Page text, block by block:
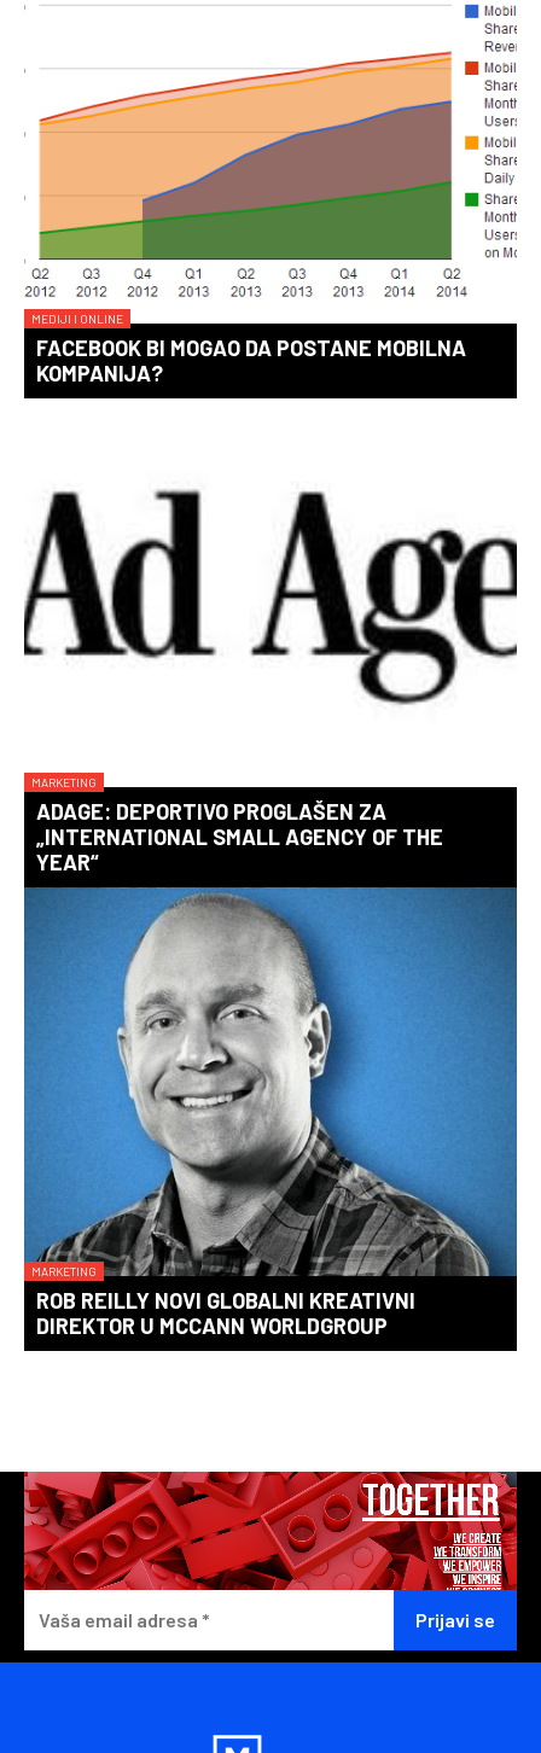
MEDIJI I ONLINE
FACEBOOK BI MOGAO DA POSTANE MOBILNA
KOMPANIJA?
MARKETING
ADAGE: DEPORTIVO PROGLAŠEN ZA
„INTERNATIONAL SMALL AGENCY OF THE
YEAR“
MARKETING
ROB REILLY NOVI GLOBALNI KREATIVNI
DIREKTOR U MCCANN WORLDGROUP